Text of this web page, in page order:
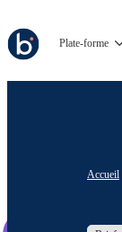
Plate-forme
Accueil